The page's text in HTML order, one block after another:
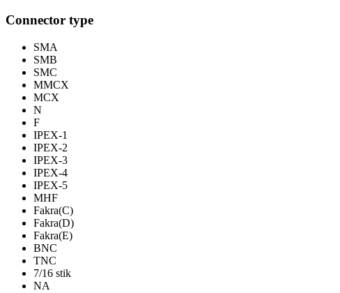
Connector type
SMA
SMB
SMC
MMCX
MCX
N
F
IPEX-1
IPEX-2
IPEX-3
IPEX-4
IPEX-5
MHF
Fakra(C)
Fakra(D)
Fakra(E)
BNC
TNC
7/16 stik
NA